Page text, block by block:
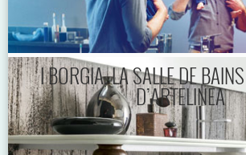
I BORGIA, LA SALLE DE
D’ARTELINEA